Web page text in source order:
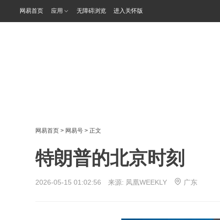
网易首页 应用 无障碍浏览 进入关怀版
网易首页 > 网易号 > 正文
特朗普的北京时刻
2026-05-15 01:02:56 来源: 凤凰WEEKLY 广东